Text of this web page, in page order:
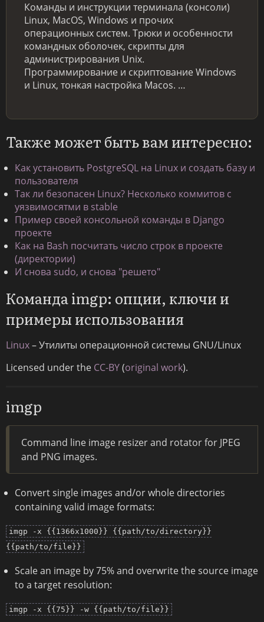
Команды и инструкции терминала (консоли)
Linux, MacOS, Windows и прочих
операционных систем. Трюки и особенности
командных оболочек, скрипты для
администрирования Unix.
Программирование и скриптование Windows
и Linux, тонкая настройка Macos. …
Также может быть вам интересно:
Как установить PostgreSQL на Linux и создать базу и
пользователя
Так ли безопасен Linux? Несколько коммитов с
уязвимосятми в stable
Пример своей консольной команды в Django
проекте
Как на Bash посчитать число строк в проекте
(директории)
И снова sudo, и снова "решето"
Команда imgp: опции, ключи и
примеры использования
Linux– Утилиты операционной системы GNU/Linux
Licensed under the CC-BY(original work).
imgp
Command line image resizer and rotator for JPEG
and PNG images.
Convert single images and/or whole directories
containing valid image formats:
imgp -x {{1366x1000}} {{path/to/directory}}
{{path/to/file}}
Scale an image by 75% and overwrite the source image
to a target resolution:
imgp -x {{75}} -w {{path/to/file}}